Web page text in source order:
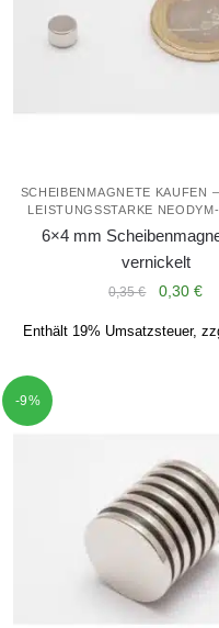
SCHEIBENMAGNETE KAUFEN
LEISTUNGSSTARKE
6×4 mm
vernickelt
0,35€
war:
0,30€
Enthält 19% Umsatzsteuer,
-9%